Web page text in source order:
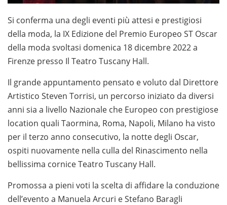
Si conferma una degli eventi più attesi e prestigiosi
della moda, la IX Edizione del Premio Europeo ST Oscar
della moda svoltasi domenica 18 dicembre 2022 a
Firenze presso Il Teatro Tuscany Hall.
Il grande appuntamento pensato e voluto dal Direttore
Artistico Steven Torrisi, un percorso iniziato da diversi
anni sia a livello Nazionale che Europeo con prestigiose
location quali Taormina, Roma, Napoli, Milano ha visto
per il terzo anno consecutivo, la notte degli Oscar,
ospiti nuovamente nella culla del Rinascimento nella
bellissima cornice Teatro Tuscany Hall.
Promossa a pieni voti la scelta di affidare la conduzione
dell’evento a Manuela Arcuri e Stefano Baragli